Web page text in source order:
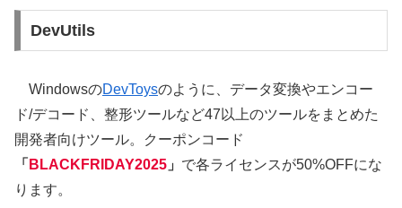
DevUtils
WindowsのDevToysのように、データ変換やエンコー
ド/デコード、整形ツールなど47以上のツールをまとめた
開発者向けツール。クーポンコード
「 BLACKFRIDAY2025 」 で各ライセンスが50%OFFにな
ります。